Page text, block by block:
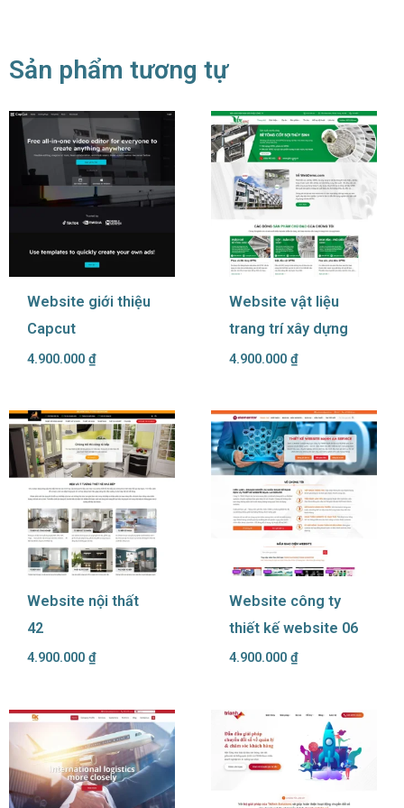
Sản phẩm tương tự
Website giới thiệu
Capcut
4.900.000 ₫
Website vật liệu
trang trí xây dựng
4.900.000 ₫
Website nội thất
42
4.900.000 ₫
Website công ty
thiết kế website 06
4.900.000 ₫